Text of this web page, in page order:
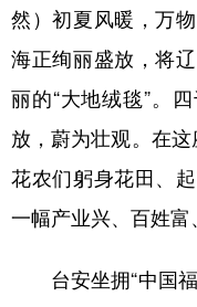
彩票 娱
公益 一带
文化产业
地方频道
天津
辽宁 吉
然）初夏风暖，万
海正绚丽盛放，将
丽的“大地绒毯”。
放，蔚为壮观。在这
花农们躬身花田、
一幅产业兴、百姓富
台安坐拥“中国福